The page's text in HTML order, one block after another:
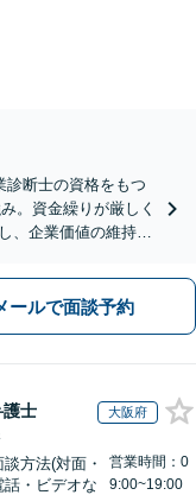
診断士の資格をもつ
。資金繰りが厳しく
、企業価値の維持・
ールで面談予約
護士 大阪府
談方法(対面・
話・ビデオな
営業時間：0
9:00~19:00